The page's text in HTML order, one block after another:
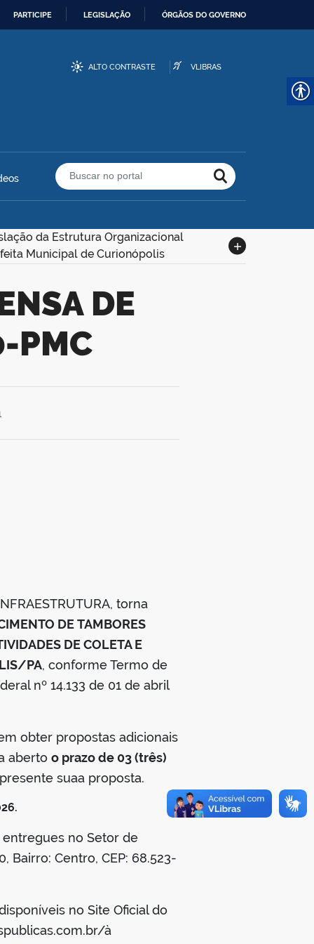
PARTICIPE LEGISLAÇÃO ÓRGÃOS DO GOVERNO
ALTO CONTRASTE VLIBRAS
Buscar no portal
da Estrutura Organizacional
Municipal de Curionópolis
PMC
torna
DE TAMBORES
DE COLETA E
PA, conforme Termo de
nº 14.133 de 01 de abril
obter propostas adicionais
aberto o prazo de 03 (três)
suaa proposta.
no Setor de
Bairro: Centro, CEP: 68.523-
no Site Oficial do
à